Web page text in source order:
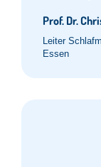
Prof. Dr.
Leiter
Essen